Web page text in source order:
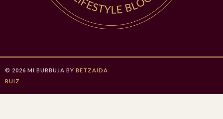
© 2026 MI BURBUJA BY BETZAIDA
RUIZ